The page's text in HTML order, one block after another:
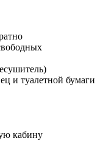
и туалетной бумаги
кабину